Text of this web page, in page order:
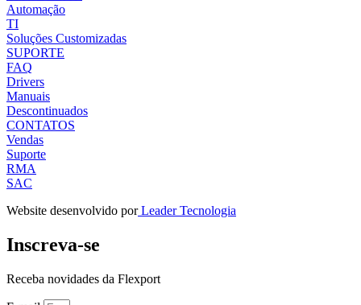
Automação
TI
Soluções Customizadas
SUPORTE
FAQ
Drivers
Manuais
Descontinuados
CONTATOS
Vendas
Suporte
RMA
SAC
Website desenvolvido porLeader Tecnologia
Inscreva-se
Receba novidades da Flexport